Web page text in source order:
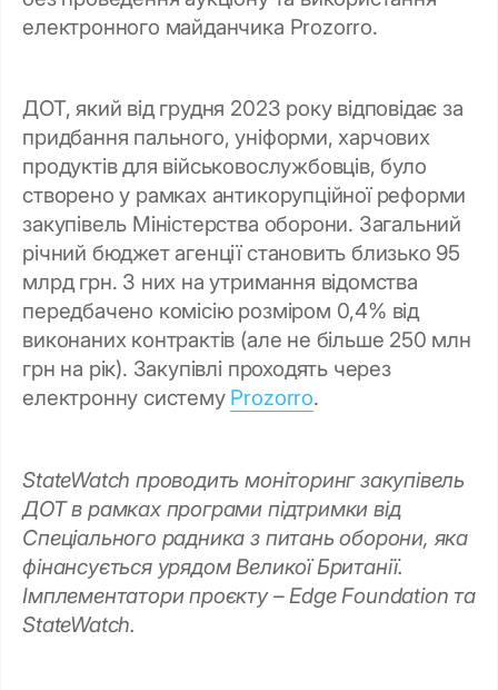
електронного майданчика Prozorro.
ДОТ, який від грудня 2023 року відповідає за
придбання пального, уніформи, харчових
продуктів для військовослужбовців, було
створено у рамках антикорупційної реформи
закупівель Міністерства оборони. Загальний
річний бюджет агенції становить близько 95
млрд грн. З них на утримання відомства
передбачено комісію розміром 0,4% від
виконаних контрактів (але не більше 250 млн
грн на рік). Закупівлі проходять через
електронну систему Prozorro.
StateWatch проводить моніторинг закупівель
ДОТ в рамках програми підтримки від
Спеціального радника з питань оборони, яка
фінансується урядом Великої Британії.
Імплементатори проєкту – Edge Foundation та
StateWatch.